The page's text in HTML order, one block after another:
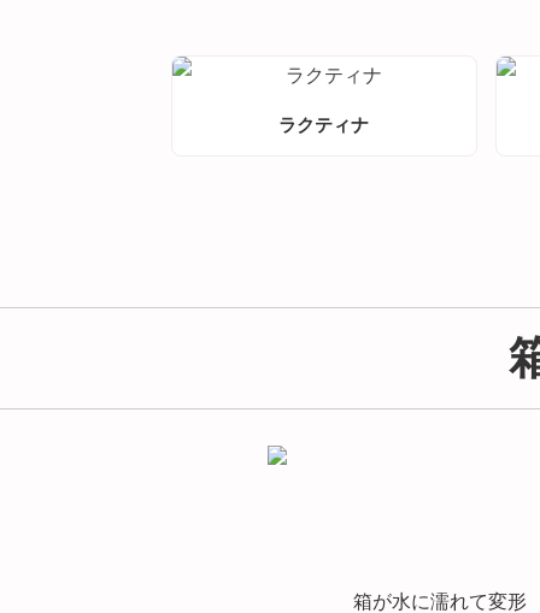
ラクティナ
箱が水に濡れて変形